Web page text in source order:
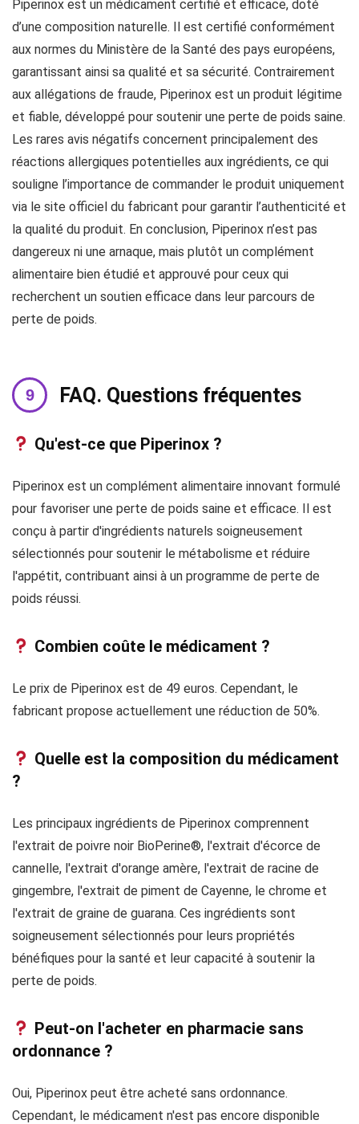
Piperinox est un médicament certifié et efficace, doté
d’une composition naturelle. Il est certifié conformément
aux normes du Ministère de la Santé des pays européens,
garantissant ainsi sa qualité et sa sécurité. Contrairement
aux allégations de fraude, Piperinox est un produit légitime
et fiable, développé pour soutenir une perte de poids saine.
Les rares avis négatifs concernent principalement des
réactions allergiques potentielles aux ingrédients, ce qui
souligne l’importance de commander le produit uniquement
via le site officiel du fabricant pour garantir l’authenticité et
la qualité du produit. En conclusion, Piperinox n’est pas
dangereux ni une arnaque, mais plutôt un complément
alimentaire bien étudié et approuvé pour ceux qui
recherchent un soutien efficace dans leur parcours de
perte de poids.
FAQ. Questions fréquentes
Qu'est-ce que Piperinox ?
Piperinox est un complément alimentaire innovant formulé
pour favoriser une perte de poids saine et efficace. Il est
conçu à partir d'ingrédients naturels soigneusement
sélectionnés pour soutenir le métabolisme et réduire
l'appétit, contribuant ainsi à un programme de perte de
poids réussi.
Combien coûte le médicament ?
Le prix de Piperinox est de 49 euros. Cependant, le
fabricant propose actuellement une réduction de 50%.
Quelle est la composition du médicament
?
Les principaux ingrédients de Piperinox comprennent
l'extrait de poivre noir BioPerine®, l'extrait d'écorce de
cannelle, l'extrait d'orange amère, l'extrait de racine de
gingembre, l'extrait de piment de Cayenne, le chrome et
l'extrait de graine de guarana. Ces ingrédients sont
soigneusement sélectionnés pour leurs propriétés
bénéfiques pour la santé et leur capacité à soutenir la
perte de poids.
Peut-on l'acheter en pharmacie sans
ordonnance ?
Oui, Piperinox peut être acheté sans ordonnance.
Cependant, le médicament n'est pas encore disponible